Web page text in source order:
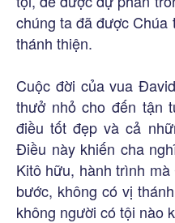
chúng ta đã được Chúa
thánh thiện.
Cuộc đời của vua
thưở nhỏ cho đến tận
điều tốt đẹp và cả
Điều này khiến cha
Kitô hữu, hành trình
bước, không có vị
không người có tội nào